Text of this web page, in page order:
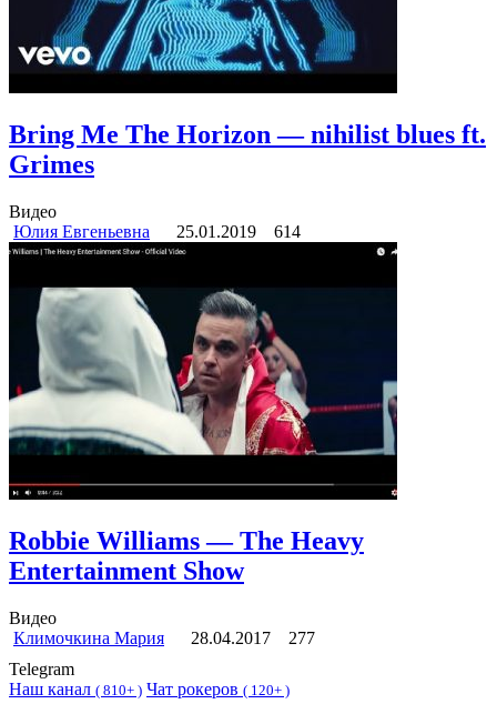
Bring Me The Horizon — nihilist blues ft.
Grimes
Видео
Юлия Евгеньевна
25.01.2019 614
Robbie Williams — The Heavy
Entertainment Show
Видео
Климочкина Мария
28.04.2017
277
Telegram
Наш канал ( 810+ ) Чат рокеров ( 120+ )